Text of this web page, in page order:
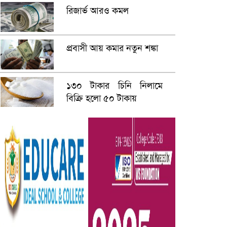
রিজার্ভ আরও কমল
প্রবাসী আয় কমার নতুন শঙ্কা
১৩০ টাকার চিনি নিলামে
বিক্রি হলো ৫০ টাকায়